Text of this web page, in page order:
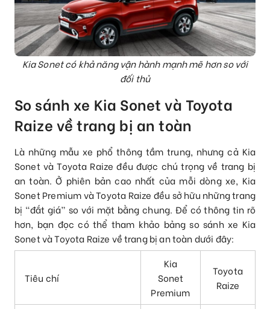
Kia Sonet có khả năng vận hành mạnh mẽ hơn so với
đối thủ
So sánh xe Kia Sonet và Toyota
Raize về trang bị an toàn
Là những mẫu xe phổ thông tầm trung, nhưng cả Kia
Sonet và Toyota Raize đều được chú trọng về trang bị
an toàn. Ở phiên bản cao nhất của mỗi dòng xe, Kia
Sonet Premium và Toyota Raize đều sở hữu những trang
bị “đắt giá” so với mặt bằng chung. Để có thông tin rõ
hơn, bạn đọc có thể tham khảo bảng so sánh xe Kia
Sonet và Toyota Raize về trang bị an toàn dưới đây:
Tiêu chí
Kia
Sonet
Premium
Toyota
Raize